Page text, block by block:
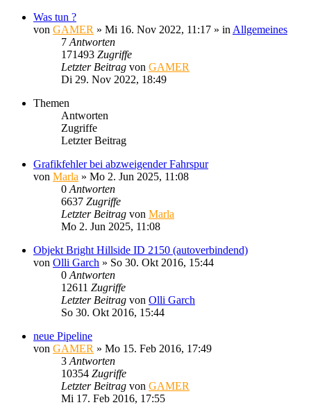
Was tun ?
von GAMER » Mi 16. Nov 2022, 11:17 » in Allgemeines
7 Antworten
171493 Zugriffe
Letzter Beitrag von GAMER
Di 29. Nov 2022, 18:49
Themen
Antworten
Zugriffe
Letzter Beitrag
Grafikfehler bei abzweigender Fahrspur
von Marla » Mo 2. Jun 2025, 11:08
0 Antworten
6637 Zugriffe
Letzter Beitrag von Marla
Mo 2. Jun 2025, 11:08
Objekt Bright Hillside ID 2150 (autoverbindend)
von Olli Garch » So 30. Okt 2016, 15:44
0 Antworten
12611 Zugriffe
Letzter Beitrag von Olli Garch
So 30. Okt 2016, 15:44
neue Pipeline
von GAMER » Mo 15. Feb 2016, 17:49
3 Antworten
10354 Zugriffe
Letzter Beitrag von GAMER
Mi 17. Feb 2016, 17:55